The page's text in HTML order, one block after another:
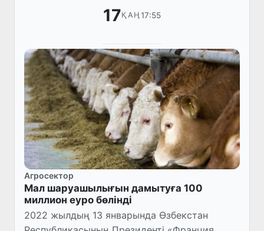
17ҚАҢ17:55
Агросектор
Мал шаруашылығын дамытуға 100
миллион еуро бөлінді
2022 жылдың 13 январында Өзбекстан